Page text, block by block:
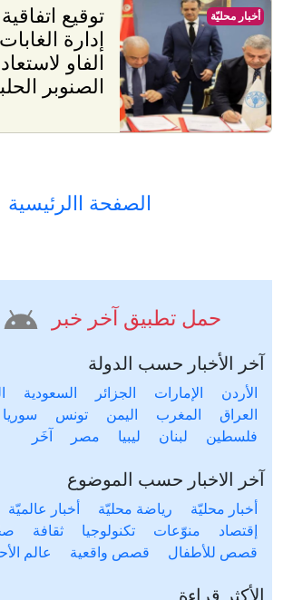
توقيع
إدارة
الفاو
الصنوبر
أخبار محليّة
الصفحة االرئيسية
حمل تطبيق آخر خبر
آخر الأخبار حسب الدولة
الأردن الإمارات الجزائر السعودية
العراق
المغرب اليمن تونس سوريا
فلسطين
لبنان ليبيا مصر آخَر
آخر الاخبار حسب الموضوع
أخبار محليّة رياضة محليّة أخبار عالميّة
إقتصاد
منوّعات تكنولوجيا ثقافة
قصص للأطفال
قصص واقعية عالم
الأكثر قراءة